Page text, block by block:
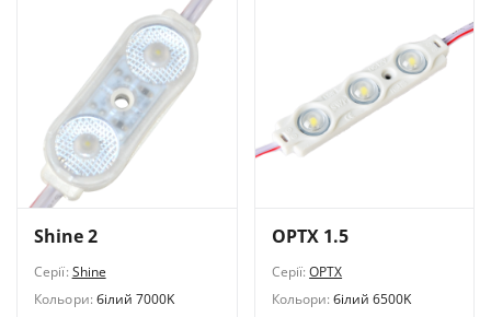
Shine 2
Серії: Shine
Кольори: білий 7000K
OPTX 1.5
Серії: OPTX
Кольори: білий 6500K